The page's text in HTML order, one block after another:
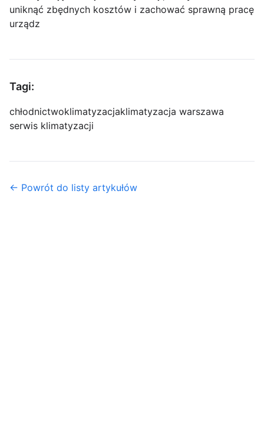
uniknąć zbędnych kosztów i zachować sprawną pracę
urządz
Tagi:
chłodnictwoklimatyzacjaklimatyzacja warszawa
serwis klimatyzacji
← Powrót do listy artykułów